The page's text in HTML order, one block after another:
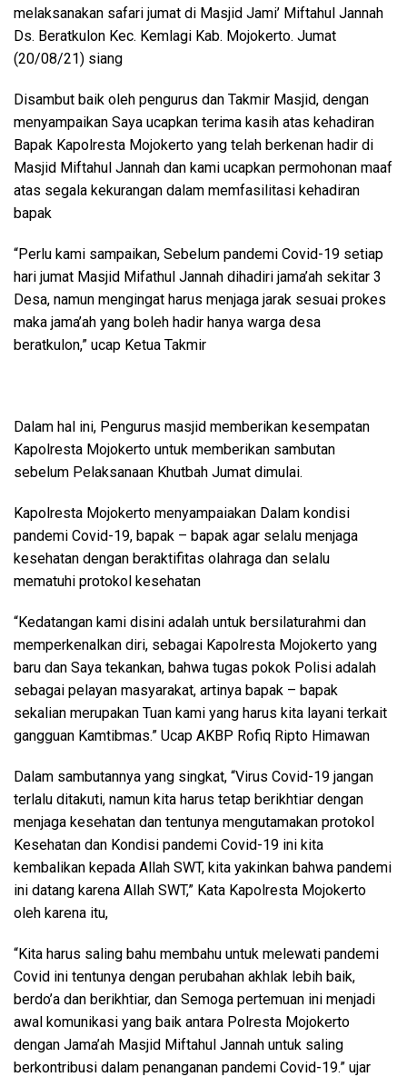
melaksanakan safari jumat di Masjid Jami’ Miftahul Jannah
Ds. Beratkulon Kec. Kemlagi Kab. Mojokerto. Jumat
(20/08/21) siang
Disambut baik oleh pengurus dan Takmir Masjid, dengan
menyampaikan Saya ucapkan terima kasih atas kehadiran
Bapak Kapolresta Mojokerto yang telah berkenan hadir di
Masjid Miftahul Jannah dan kami ucapkan permohonan maaf
atas segala kekurangan dalam memfasilitasi kehadiran
bapak
“Perlu kami sampaikan, Sebelum pandemi Covid-19 setiap
hari jumat Masjid Mifathul Jannah dihadiri jama’ah sekitar 3
Desa, namun mengingat harus menjaga jarak sesuai prokes
maka jama’ah yang boleh hadir hanya warga desa
beratkulon,” ucap Ketua Takmir
Dalam hal ini, Pengurus masjid memberikan kesempatan
Kapolresta Mojokerto untuk memberikan sambutan
sebelum Pelaksanaan Khutbah Jumat dimulai.
Kapolresta Mojokerto menyampaiakan Dalam kondisi
pandemi Covid-19, bapak – bapak agar selalu menjaga
kesehatan dengan beraktifitas olahraga dan selalu
mematuhi protokol kesehatan
“Kedatangan kami disini adalah untuk bersilaturahmi dan
memperkenalkan diri, sebagai Kapolresta Mojokerto yang
baru dan Saya tekankan, bahwa tugas pokok Polisi adalah
sebagai pelayan masyarakat, artinya bapak – bapak
sekalian merupakan Tuan kami yang harus kita layani terkait
gangguan Kamtibmas.” Ucap AKBP Rofiq Ripto Himawan
Dalam sambutannya yang singkat, “Virus Covid-19 jangan
terlalu ditakuti, namun kita harus tetap berikhtiar dengan
menjaga kesehatan dan tentunya mengutamakan protokol
Kesehatan dan Kondisi pandemi Covid-19 ini kita
kembalikan kepada Allah SWT, kita yakinkan bahwa pandemi
ini datang karena Allah SWT,” Kata Kapolresta Mojokerto
oleh karena itu,
“Kita harus saling bahu membahu untuk melewati pandemi
Covid ini tentunya dengan perubahan akhlak lebih baik,
berdo’a dan berikhtiar, dan Semoga pertemuan ini menjadi
awal komunikasi yang baik antara Polresta Mojokerto
dengan Jama’ah Masjid Miftahul Jannah untuk saling
berkontribusi dalam penanganan pandemi Covid-19.” ujar